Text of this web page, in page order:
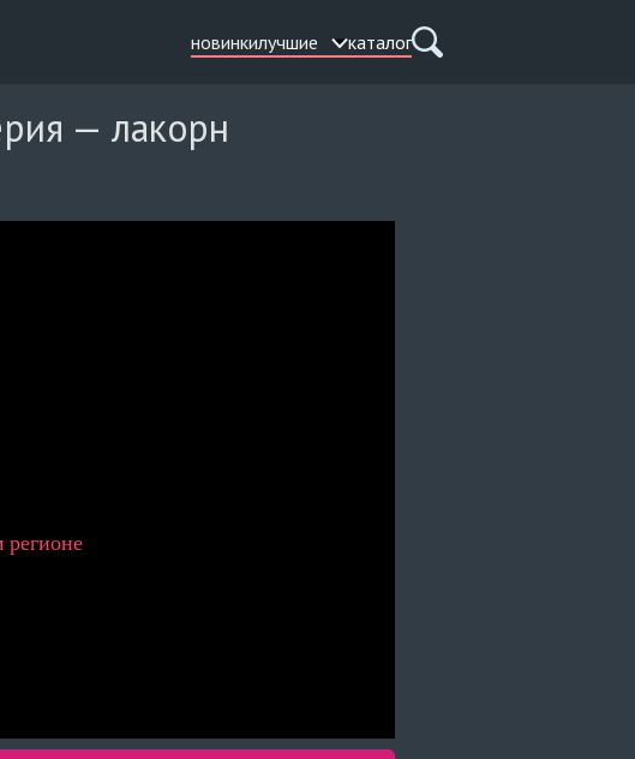
новинкилучшие каталог
— лакорн